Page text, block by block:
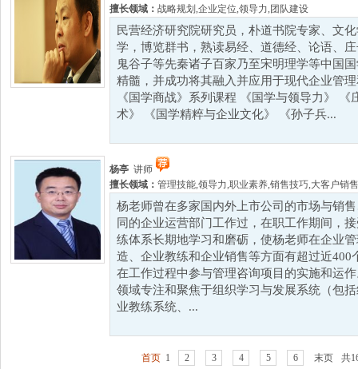
擅长领域： 战略规划 ,企业定位,领导力, 团队建设
民营经济研究院研究员，朴道书院专家、文
学，博览群书，熟读易经、道德经、论语、
鬼谷子等先秦诸子百家乃至宋明理学等中国
精髓，并成功将其融入并应用于现代企业管
《国学商战》系列课程 《国学与领导力》
术》 《国学精粹与企业文化》 《孙子兵...
杨亭 讲师
擅长领域： 管理技能,领导力,职业素养,销售技巧,大客户销
杨老师曾在多家国内外上市公司的市场与销
同的企业运营部门工作过，在职工作期间，
练体系长期地学习和磨砺，使杨老师在企业
造、企业教练和企业销售等方面有超过近400
在工作过程中参与管理咨询项目的实施和运
领域专注和聚焦于组织学习与发展系统（包
业教练系统、...
首页 1 2 3 4 5 6 末页 共